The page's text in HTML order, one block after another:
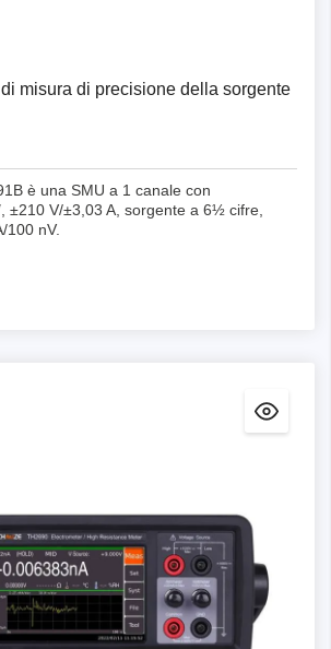
misura di precisione della sorgente
è una SMU a 1 canale con
±210 V/±3,03 A, sorgente a 6½ cifre,
100 nV.